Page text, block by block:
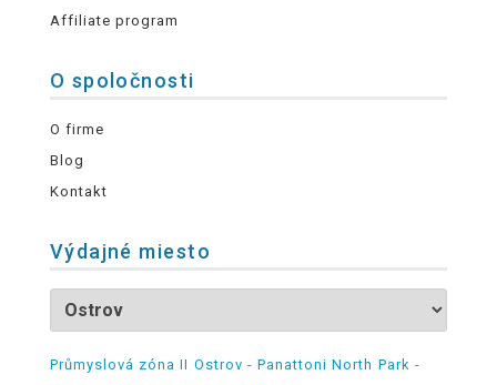
Affiliate program
O spoločnosti
O firme
Blog
Kontakt
Výdajné miesto
Průmyslová zóna II Ostrov - Panattoni North Park -